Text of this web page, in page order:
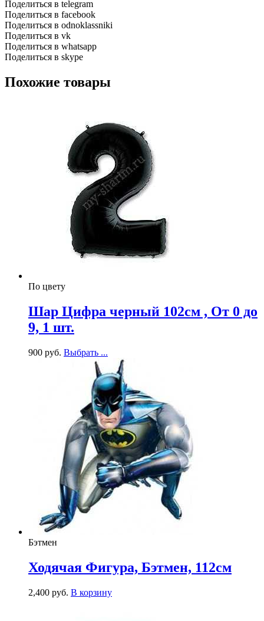
Поделиться в telegram
Поделиться в facebook
Поделиться в odnoklassniki
Поделиться в vk
Поделиться в whatsapp
Поделиться в skype
Похожие товары
По цвету
Шар Цифра черный 102см , От 0 до
9, 1 шт.
900 руб. Выбрать ...
Бэтмен
Ходячая Фигура, Бэтмен, 112см
2,400 руб. В корзину